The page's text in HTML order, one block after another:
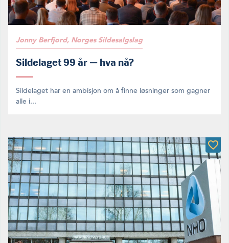
Jonny Berfjord, Norges Sildesalgslag
Sildelaget 99 år — hva nå?
Sildelaget har en ambisjon om å finne løsninger som gagner
alle i...